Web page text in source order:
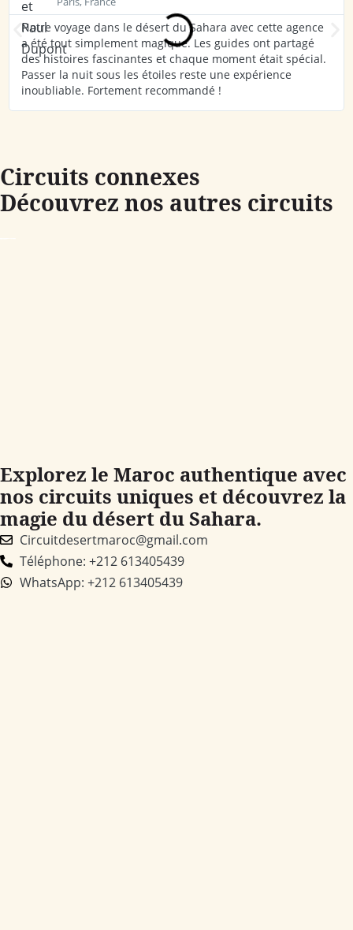
Notre voyage dans le désert du Sahara avec cette agence
a été tout simplement magique. Les guides ont partagé
des histoires fascinantes et chaque moment était spécial.
Passer la nuit sous les étoiles reste une expérience
inoubliable. Fortement recommandé !
Circuits connexes
Découvrez nos autres circuits
Explorez le Maroc authentique avec
nos circuits uniques et découvrez la
magie du désert du Sahara.
Circuitdesertmaroc@gmail.com
Téléphone: +212 613405439
WhatsApp: +212 613405439